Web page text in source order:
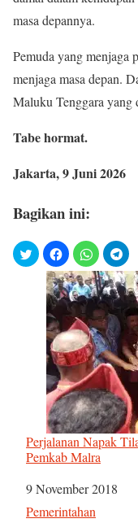
masa depannya.
Pemuda yang menjaga
menjaga masa depan.
Maluku Tenggara yang
Tabe hormat.
Jakarta, 9 Juni 2026
Bagikan ini:
Perjalanan Napak
Pemkab Malra
Tanggal
9 November 2018
Sehubungan dengan
Pemerintahan